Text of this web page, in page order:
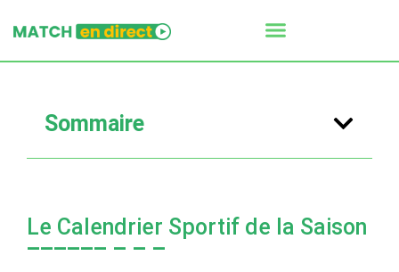
Sommaire
Le Calendrier Sportif de la Saison